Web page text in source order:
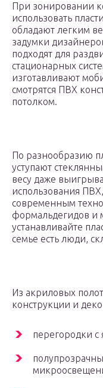
При зонировании
использовать
обладают легким
задумки
подходят для
стационарных
изготавливают
смотрятся ПВХ
потолком.
По разнообразию
уступают
весу даже
использования
современным
формальдегидов и
устанавливайте
семье есть люди,
Из акриловых
конструкции и
перегородки с